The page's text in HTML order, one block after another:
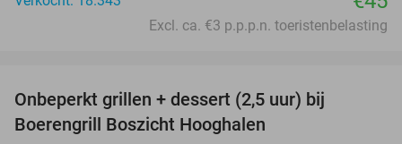
Excl. ca. €3 p.p.p.n. toeristenbelasting
Onbeperkt grillen + dessert (2,5 uur) bij
Boerengrill Boszicht Hooghalen